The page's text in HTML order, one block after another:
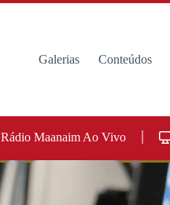
Galerias Conteúdos
Rádio Maanaim Ao Vivo